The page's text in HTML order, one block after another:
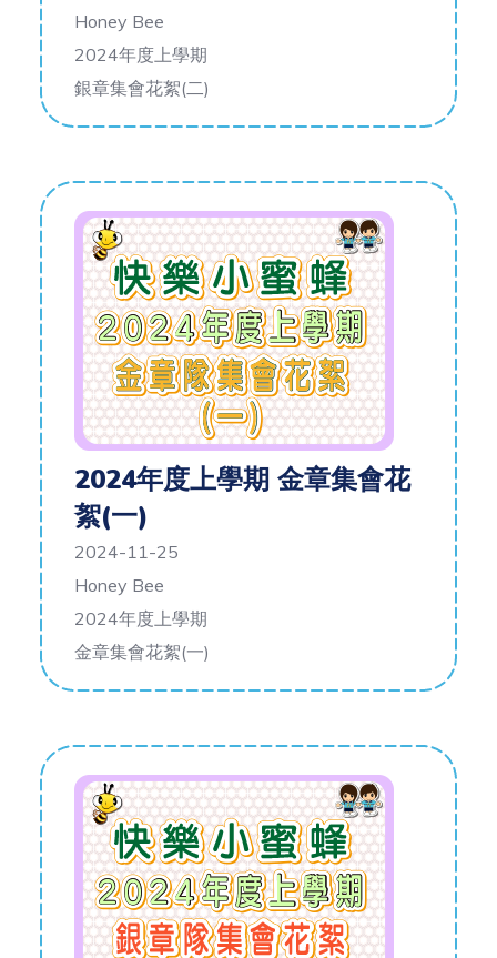
Honey Bee
2024年度上學期
銀章集會花絮(二)
2024年度上學期 金章集會花
絮(一)
2024-11-25
Honey Bee
2024年度上學期
金章集會花絮(一)